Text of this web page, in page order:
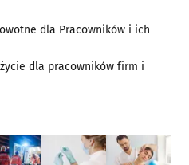
dla Pracowników i ich
dla pracowników firm i